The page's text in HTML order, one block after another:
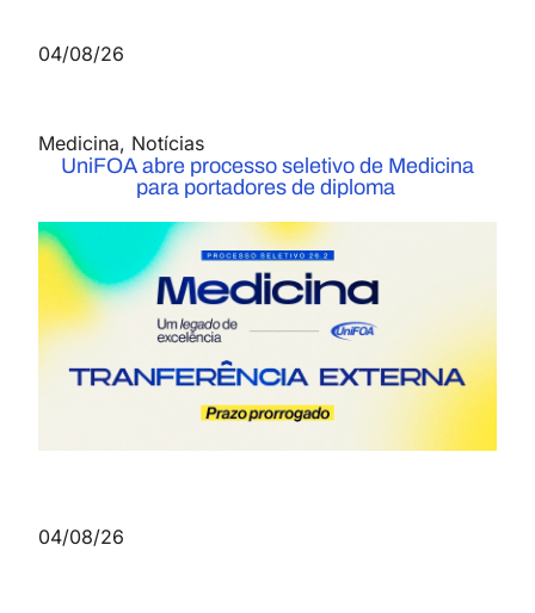
04/08/26
Medicina, Notícias
UniFOA abre processo seletivo de Medicina
para portadores de diploma
04/08/26